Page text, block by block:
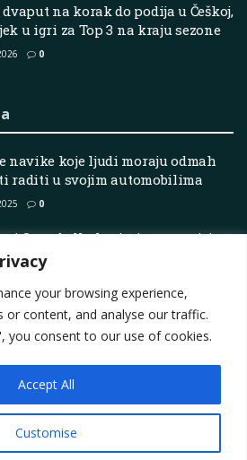
your browsing experience,
or content, and analyse our traffic.
you consent to our use of cookies.
Customise
Accept All
na korak do podija u Češkoj,
u igri za Top 3 na kraju sezone
0
navike koje ljudi moraju odmah
raditi u svojim automobilima
0
i Campbell planiraju nastaviti s
Contact
Marketing i oglašavanje